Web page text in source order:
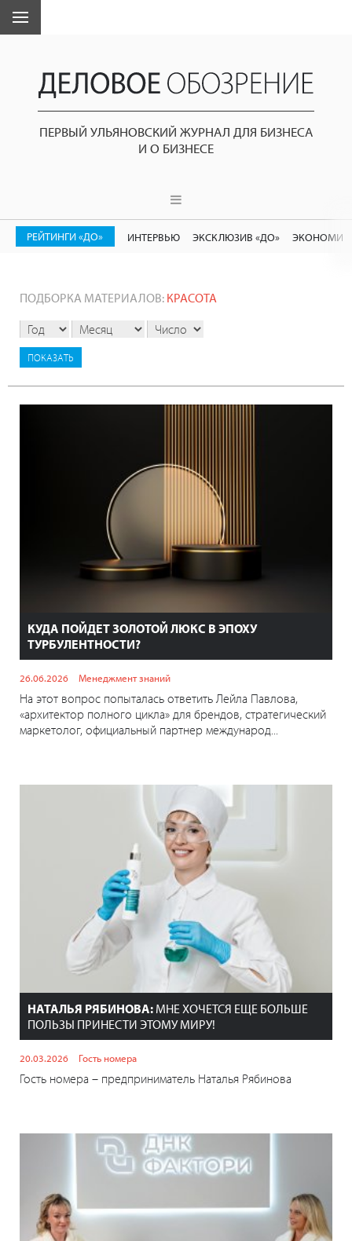
ПЕРВЫЙ УЛЬЯНОВСКИЙ ЖУРНАЛ ДЛЯ БИЗНЕСА
И О БИЗНЕСЕ
РЕЙТИНГИ «ДО» ИНТЕРВЬЮ ЭКСКЛЮЗИВ «ДО»
ПОДБОРКА МАТЕРИАЛОВ: КРАСОТА
КУДА ПОЙДЕТ ЗОЛОТОЙ ЛЮКС В ЭПОХУ
ТУРБУЛЕНТНОСТИ?
26.06.2026 Менеджмент знаний
На этот вопрос попыталась ответить Лейла Павлова,
«архитектор полного цикла» для брендов, стратегический
маркетолог, официальный партнер международ...
НАТАЛЬЯ РЯБИНОВА: МНЕ ХОЧЕТСЯ ЕЩЕ БОЛЬШЕ
ПОЛЬЗЫ ПРИНЕСТИ ЭТОМУ МИРУ!
20.03.2026 Гость номера
Гость номера – предприниматель Наталья Рябинова